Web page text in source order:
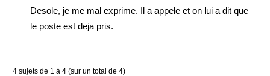
Desole, je me mal exprime. Il a appele et on lui a dit que
le poste est deja pris.
4 sujets de 1 à 4 (sur un total de 4)